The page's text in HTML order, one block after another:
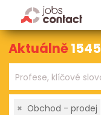
Aktuálně1545
× Obchod - prodej